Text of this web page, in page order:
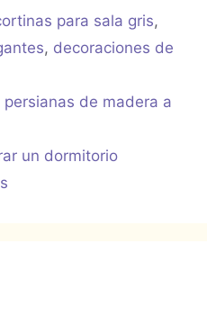
para sala gris,
, decoraciones de
de madera a
un dormitorio